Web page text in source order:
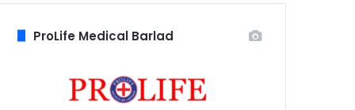
ProLife Medical Barlad